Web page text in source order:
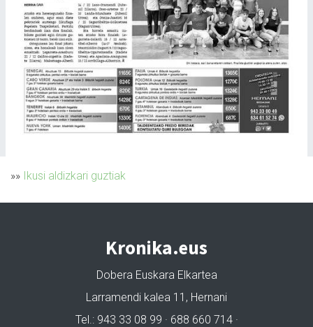
»» Ikusi aldizkari guztiak
Kronika.eus
Dobera Euskara Elkartea
Larramendi kalea 11, Hernani
Tel.: 943 33 08 99 · 688 660 714 ·